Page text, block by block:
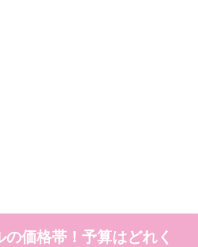
価格帯！予算はどれく